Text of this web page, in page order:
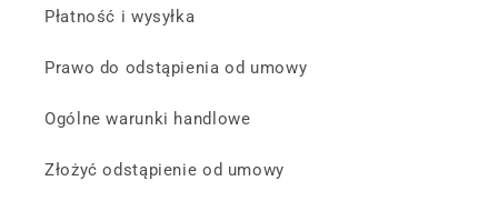
Płatność i wysyłka
Prawo do odstąpienia od umowy
Ogólne warunki handlowe
Złożyć odstąpienie od umowy